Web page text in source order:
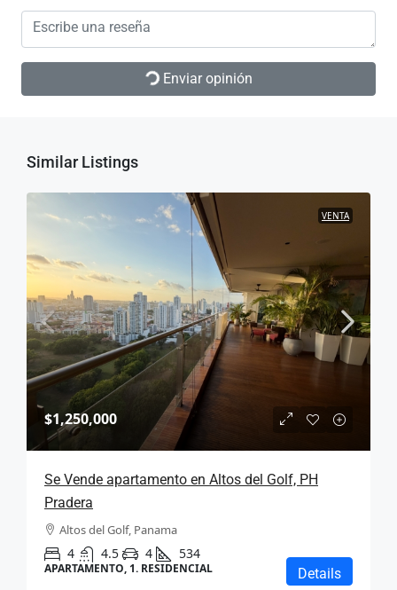
Enviar opinión
Similar Listings
VENTA
$1,250,000
Se Vende apartamento en Altos del Golf, PH
Pradera
Altos del Golf, Panama
4 4.5 4 534
APARTAMENTO, 1. RESIDENCIAL Details